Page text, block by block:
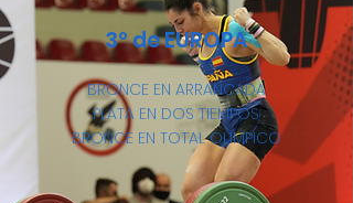
3º de EUROPA
BRONCE EN ARRANCADA
PLATA EN DOS TIEMPOS
BRONCE EN TOTAL OLÍMPICO